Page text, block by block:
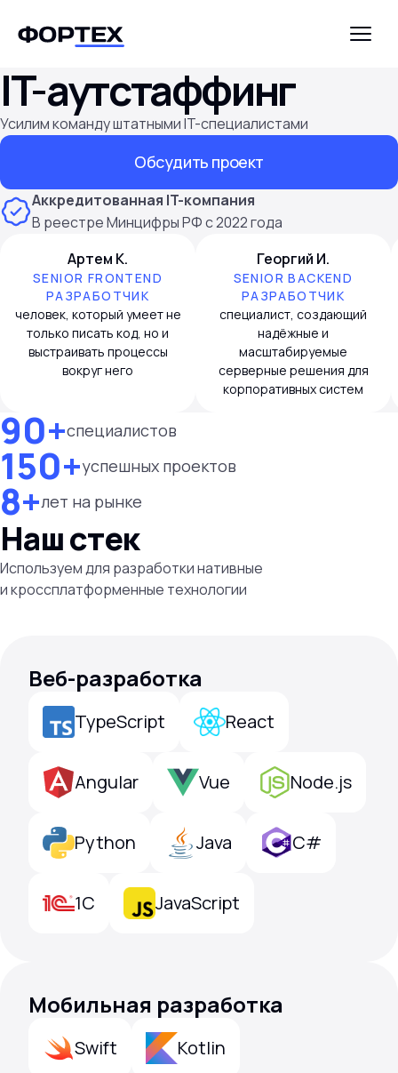
IT-аутстаффинг
Усилим команду штатными IT-специалистами
Обсудить проект
Аккредитованная IT-компания
В реестре Минцифры РФ с 2022 года
Артем К.
SENIOR FRONTEND
РАЗРАБОТЧИК
человек, который умеет не
только писать код, но и
выстраивать процессы
вокруг него
Георгий И.
SENIOR BACKEND
РАЗРАБОТЧИК
специалист, создающий
надёжные и
масштабируемые
серверные решения для
корпоративных систем
90+специалистов
150+успешных проектов
8+лет на рынке
Наш стек
Используем для разработки нативные
и кроссплатформенные технологии
Веб-разработка
TypeScript React
Angular Vue Node.js
Python Java C#
1C JavaScript
Мобильная разработка
Swift Kotlin